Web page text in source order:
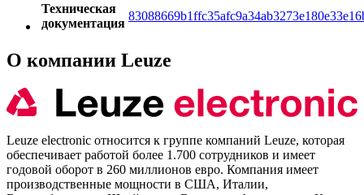
Техническая
документация
О компании Leuze
Leuze electronic относится к группе компаний Leuze, которая
обеспечивает работой более 1.700 сотрудников и имеет
годовой оборот в 260 миллионов евро. Компания имеет
производственные мощности в США, Италии,